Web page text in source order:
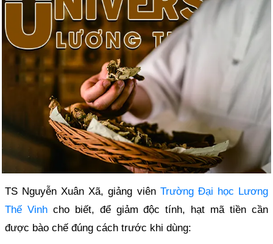
TS Nguyễn Xuân Xã, giảng viên Trường Đại học Lương
Thế Vinhcho biết, để giảm độc tính, hạt mã tiền cần
được bào chế đúng cách trước khi dùng: